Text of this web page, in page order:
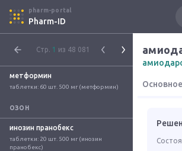
pharm-portal
Pharm-ID
Стр. 1 из 48 081
метформин
таблетки: 60 шт. 500 мг (метформин)
ОЗОН
инозин пранобекс
таблетки: 20 шт. 500 мг (инозин
пранобекс)
Основное